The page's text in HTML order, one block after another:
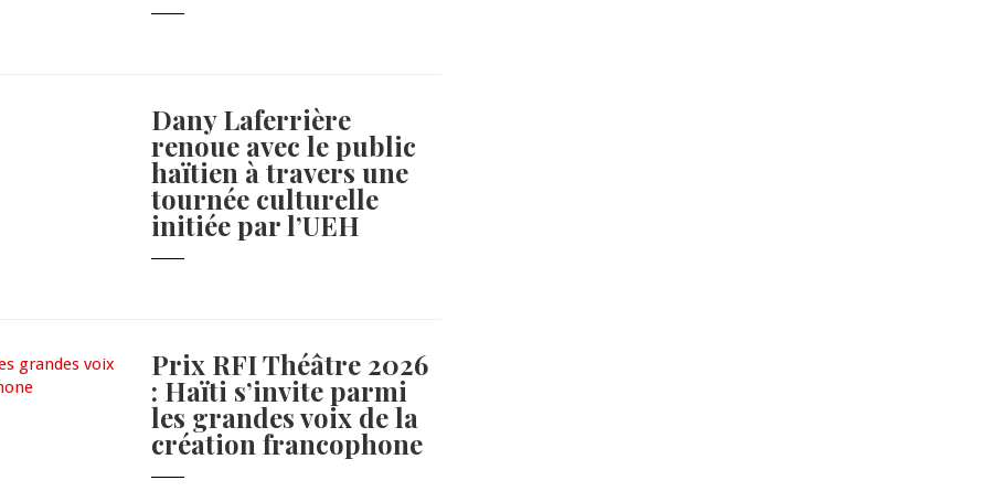
Dany Laferrière
renoue avec le public
haïtien à travers une
tournée culturelle
initiée par l’UEH
Prix RFI Théâtre 2026
: Haïti s’invite parmi
les grandes voix de la
création francophone